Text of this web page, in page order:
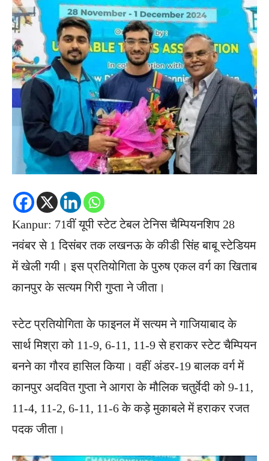
Kanpur: 71वीं यूपी स्टेट टेबल टेनिस चैम्पियनशिप 28
नवंबर से 1 दिसंबर तक लखनऊ के कीडी सिंह बाबू स्टेडियम
में खेली गयी। इस प्रतियोगिता के पुरुष एकल वर्ग का खिताब
कानपुर के सत्यम गिरी गुप्ता ने जीता।
स्टेट प्रतियोगिता के फाइनल में सत्यम ने गाजियाबाद के
सार्थ मिश्रा को 11-9, 6-11, 11-9 से हराकर स्टेट चैम्पियन
बनने का गौरव हासिल किया। वहीं अंडर-19 बालक वर्ग में
कानपुर अदवित गुप्ता ने आगरा के मौलिक चतुर्वेदी को 9-11,
11-4, 11-2, 6-11, 11-6 के कड़े मुकाबले में हराकर रजत
पदक जीता।